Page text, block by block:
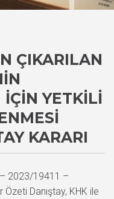
ÇIKARILAN
YETKILI
KARARI
– 2023/19411 –
Özeti Danıştay, KHK ile